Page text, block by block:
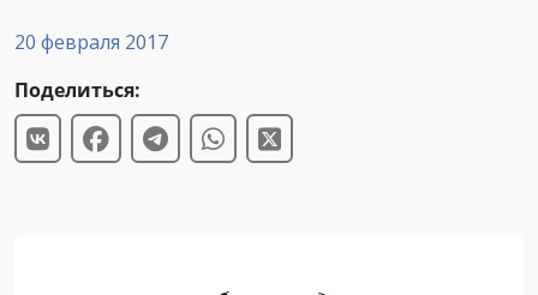
20 февраля 2017
Поделиться: